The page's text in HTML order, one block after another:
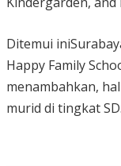
Ditemui
Happy Family
menambahkan,
murid di tingkat SD.